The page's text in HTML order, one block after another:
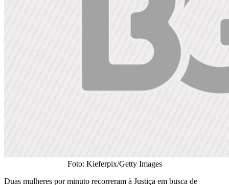
Foto: Kieferpix/Getty Images
Duas mulheres por minuto recorreram à Justiça em busca de